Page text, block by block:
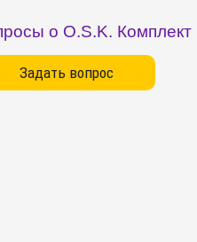
о O.S.K. Комплект